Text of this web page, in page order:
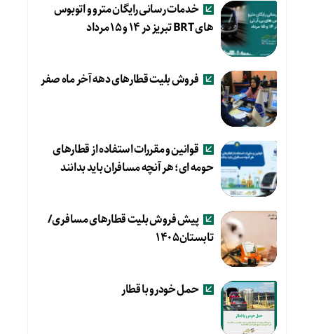
خدمات رسانی رایگان مترو و اتوبوس
های BRT تبریز در ۱۴ و ۱۵ مرداد
فروش بلیت قطارهای دهه آخر ماه صفر
قوانین و مقررات استفاده از قطارهای
حومه ای؛ هر آنچه مسافران باید بدانند
پیش فروش بلیت قطارهای مسافری/
تابستان۱۴۰۵
حمل خودرو با قطار